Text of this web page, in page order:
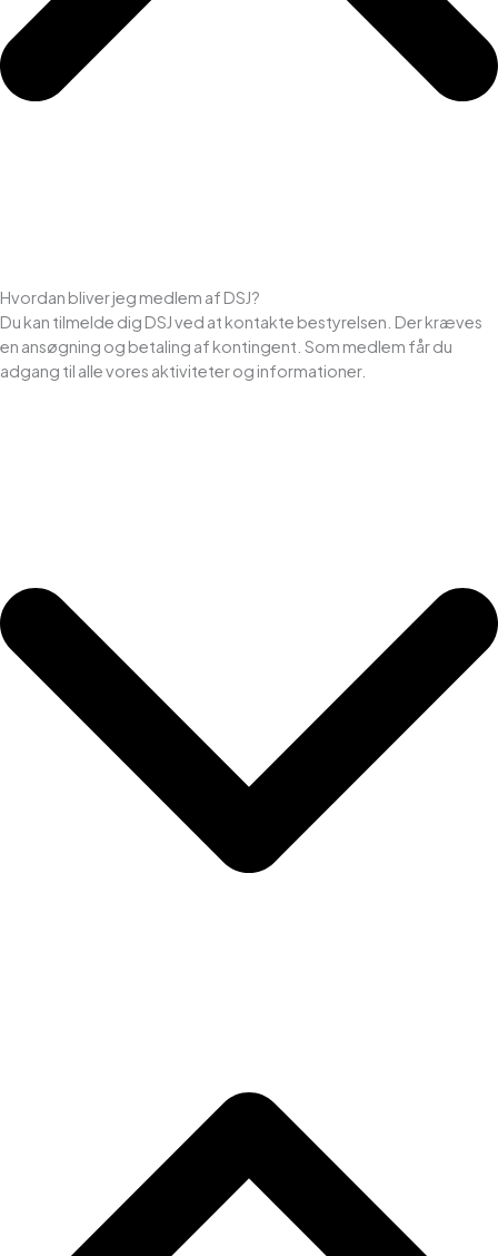
Hvordan bliver jeg medlem af DSJ?
Du kan tilmelde dig DSJ ved at kontakte bestyrelsen. Der kræves
en ansøgning og betaling af kontingent. Som medlem får du
adgang til alle vores aktiviteter og informationer.